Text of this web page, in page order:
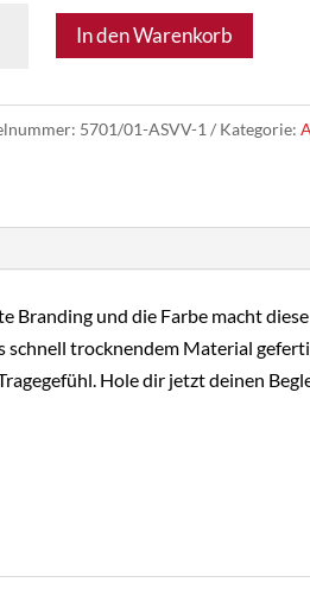
In den Warenkorb
5701/01-ASVV-1 Kategorie:
Branding und die Farbe macht
trocknendem Material
Hole dir jetzt deinen